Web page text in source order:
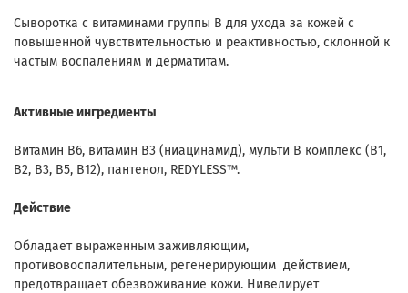
Сыворотка с витаминами группы В для ухода за кожей с
повышенной чувствительностью и реактивностью, склонной к
частым воспалениям и дерматитам.
Активные ингредиенты
Витамин В6, витамин В3 (ниацинамид), мульти В комплекс (В1,
В2, В3, В5, В12), пантенол, REDYLESS™.
Действие
Обладает выраженным заживляющим,
противовоспалительным, регенерирующим действием,
предотвращает обезвоживание кожи. Нивелирует